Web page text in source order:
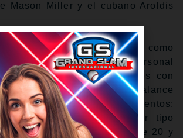
Mason Miller y el cubano Aroldis
casi toda su carrera como
pero logró un récord personal
en 12 oportunidades con
a los bateadores fuera de balance
de cuatro lanzamientos:
costuras, cutter, un slider tipo
los cuales utilizó entre 20 y